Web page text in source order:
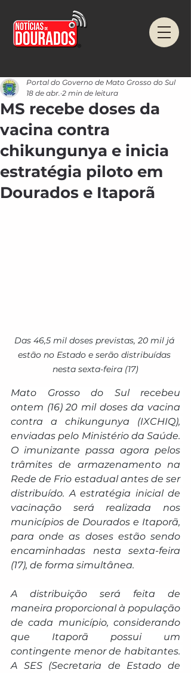
MS recebe doses da
vacina contra
chikungunya e inicia
estratégia piloto em
Dourados e Itaporã
Portal do Governo de Mato Grosso do Sul
18 de abr. 2 min de leitura
Das 46,5 mil doses previstas, 20 mil já
estão no Estado e serão distribuídas
nesta sexta-feira (17)
Mato Grosso do Sul recebeu
ontem (16) 20 mil doses da vacina
contra a chikungunya (IXCHIQ),
enviadas pelo Ministério da Saúde.
O imunizante passa agora pelos
trâmites de armazenamento na
Rede de Frio estadual antes de ser
distribuído. A estratégia inicial de
vacinação será realizada nos
municípios de Dourados e Itaporã,
para onde as doses estão sendo
encaminhadas nesta sexta-feira
(17), de forma simultânea.
A distribuição será feita de
maneira proporcional à população
de cada município, considerando
que Itaporã possui um
contingente menor de habitantes.
A SES (Secretaria de Estado de